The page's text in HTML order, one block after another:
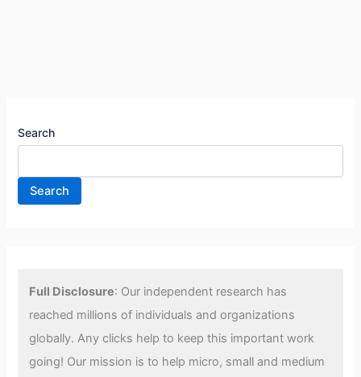
Search
Search
Full Disclosure: Our independent research has
reached millions of individuals and organizations
globally. Any clicks help to keep this important work
going! Our mission is to help micro, small and medium